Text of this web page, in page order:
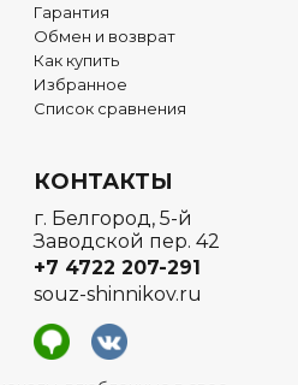
Гарантия
Обмен и возврат
Как купить
Избранное
Список сравнения
КОНТАКТЫ
г. Белгород, 5-й
Заводской пер. 42
+7 4722 207-291
souz-shinnikov.ru